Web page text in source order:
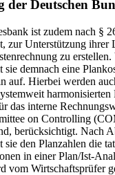
der Deutschen
ist zudem nach §
zur Unterstützung ihrer
zu
sie demnach eine
auf. Hierbei werden
harmonisierten
das interne
on Controlling (
berücksichtigt. Nach
sie den Planzahlen die
in einer Plan/
vom Wirtschaftsprüfer